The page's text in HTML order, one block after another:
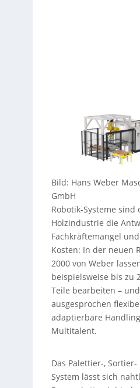
Bild: Hans Weber
GmbH
Robotik-Systeme sind
Holzindustrie die
Fachkräftemangel
Kosten: In der neuen
2000 von Weber
beispielsweise bis zu
Teile bearbeiten –
ausgesprochen
adaptierbare
Multitalent.
Das Palettier-,
System lässt sich